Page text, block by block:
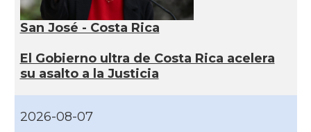
San José - Costa Rica
El Gobierno ultra de Costa Rica acelera
su asalto a la Justicia
2026-08-07